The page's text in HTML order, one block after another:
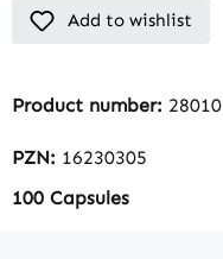
Add to wishlist
Product number: 28010
PZN: 16230305
100 Capsules